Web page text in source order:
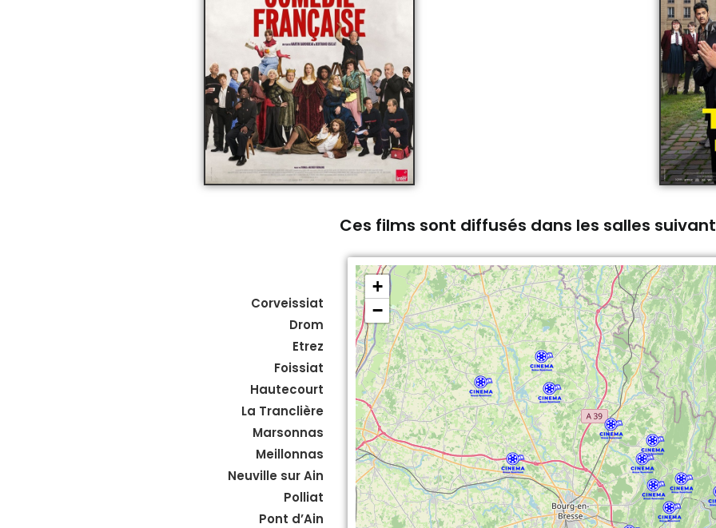
Ces films sont diffusés dans les salles
Corveissiat
Drom
Etrez
Foissiat
Hautecourt
La Tranclière
Marsonnas
Meillonnas
Neuville sur Ain
Polliat
Pont d’Ain
+
−